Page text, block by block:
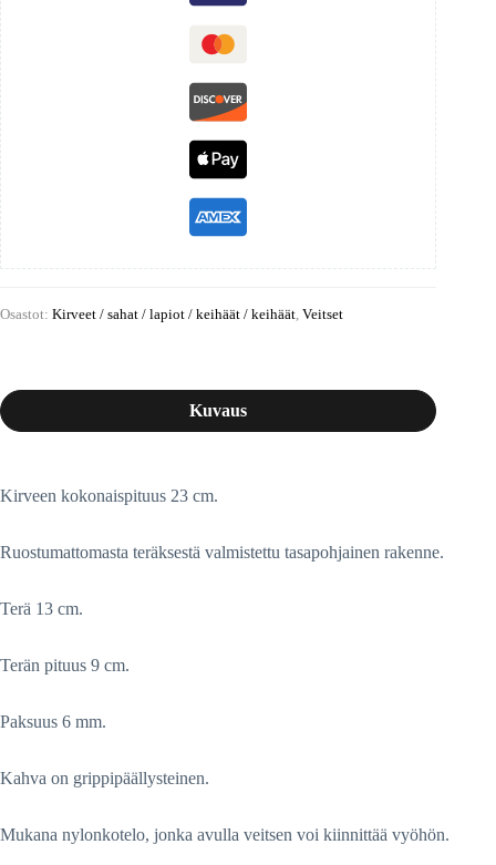
Osastot: Kirveet / sahat / lapiot / keihäät / keihäät Veitset
Kuvaus
Kirveen kokonaispituus 23 cm.
Ruostumattomasta teräksestä valmistettu tasapohjainen rakenne.
Terä 13 cm.
Terän pituus 9 cm.
Paksuus 6 mm.
Kahva on grippipäällysteinen.
Mukana nylonkotelo, jonka avulla veitsen voi kiinnittää vyöhön.